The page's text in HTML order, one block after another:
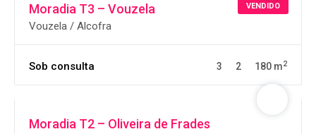
VENDIDO
Moradia T3 – Vouzela
Vouzela / Alcofra
Sob consulta 180 m2
2
3
Moradia T2 – Oliveira de Frades